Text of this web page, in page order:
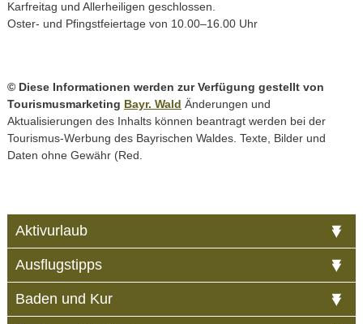
Karfreitag und Allerheiligen geschlossen.
Oster- und Pfingstfeiertage von 10.00–16.00 Uhr
© Diese Informationen werden zur Verfügung gestellt von
Tourismusmarketing Bayr. Wald Änderungen und
Aktualisierungen des Inhalts können beantragt werden bei der
Tourismus-Werbung des Bayrischen Waldes. Texte, Bilder und
Daten ohne Gewähr (Red.
Aktivurlaub
Ausflugstipps
Baden und Kur